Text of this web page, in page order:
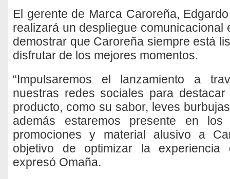
El gerente de Marca Caroreña,
realizará un despliegue comunicacional
demostrar que Caroreña siempre está
disfrutar de los mejores momentos.
“Impulsaremos el lanzamiento a
nuestras redes sociales para
producto, como su sabor, leves
además estaremos presente en
promociones y material alusivo a
objetivo de optimizar la experiencia
expresó Omaña.